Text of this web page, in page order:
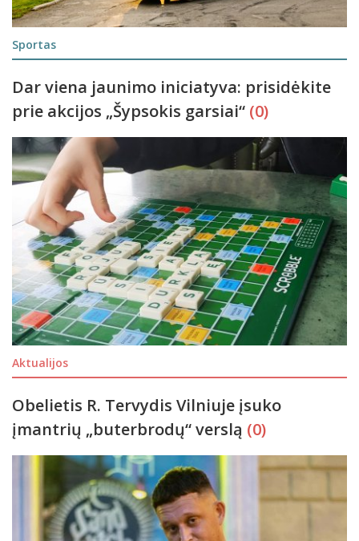
Sportas
Dar viena jaunimo iniciatyva: prisidėkite
prie akcijos „Šypsokis garsiai“ (0)
Aktualijos
Obelietis R. Tervydis Vilniuje įsuko
įmantrių „buterbrodų“ verslą (0)